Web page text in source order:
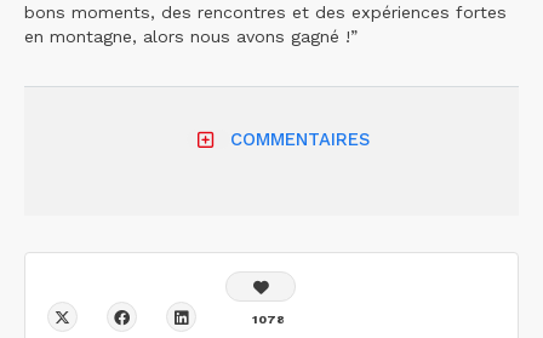
bons moments, des rencontres et des expériences fortes
en montagne, alors nous avons gagné !”
COMMENTAIRES
1078